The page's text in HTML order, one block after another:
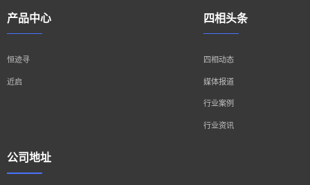
产品中心
恒迹寻
近启
四相头条
四相动态
媒体报道
行业案例
行业资讯
公司地址